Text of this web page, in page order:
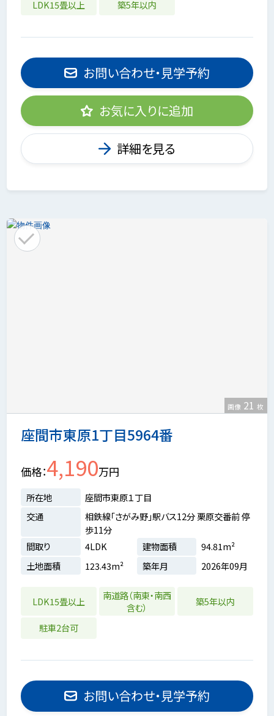
LDK15畳以上 築5年以内
お問い合わせ・見学予約
お気に入りに追加
詳細を見る
座間市東原1丁目5964番
画像 21 枚
価格 4,190万円
所在地
座間市東原１丁目
交通
相鉄線「さがみ野」駅バス12分 栗原交番前 停
歩11分
間取り
4LDK 建物面積
94.81m²
土地面積
123.43m² 築年月 2026年09月
LDK15畳以上
南道路（南東・南西
含む）
築5年以内
駐車2台可
お問い合わせ・見学予約